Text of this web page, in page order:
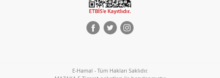
E-Hamal - Tüm Hakları Saklıdır.